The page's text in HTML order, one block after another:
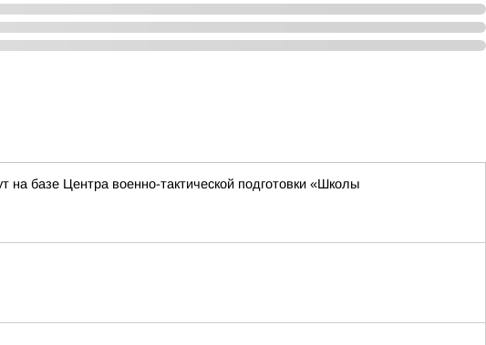
на базе Центра военно-тактической подготовки «Школы